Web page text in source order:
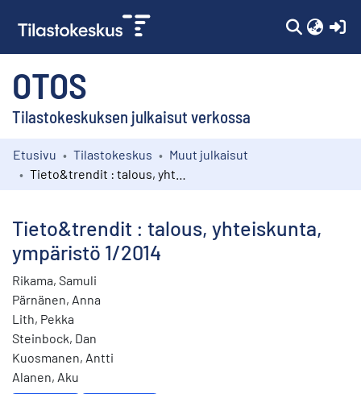
OTOS
Tilastokeskuksen julkaisut verkossa
Kokoelmat
Etusivu Tilastokeskus
Muut julkaisut
Tieto&trendit : talous, yhteiskunta,
ympäristö 1/2014
Rikama, Samuli
Pärnänen, Anna
Lith, Pekka
Steinbock, Dan
Kuosmanen, Antti
Alanen, Aku